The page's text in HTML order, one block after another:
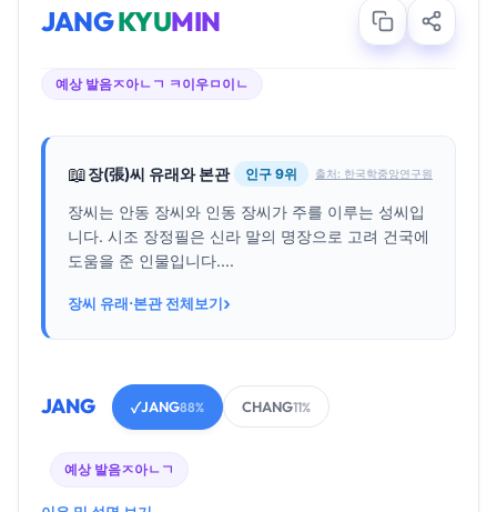
JANGKYUMIN
예상 발음ㅈ아ㄴㄱ ㅋ이우ㅁ이ㄴ
📖장(張)씨 유래와 본관 인구 9위 출처: 한국학중앙연구원
장씨는 안동 장씨와 인동 장씨가 주를 이루는 성씨입
니다. 시조 장정필은 신라 말의 명장으로 고려 건국에
도움을 준 인물입니다....
장씨 유래·본관 전체보기›
JANG ✓JANG88% CHANG11%
예상 발음ㅈ아ㄴㄱ